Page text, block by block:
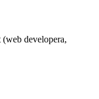
developera,